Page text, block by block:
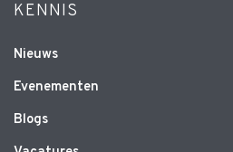
KENNIS
Nieuws
Evenementen
Blogs